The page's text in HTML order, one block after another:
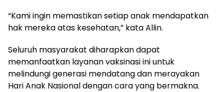
“Kami ingin memastikan setiap anak mendapatkan
hak mereka atas kesehatan,” kata Allin.
Seluruh masyarakat diharapkan dapat
memanfaatkan layanan vaksinasi ini untuk
melindungi generasi mendatang dan merayakan
Hari Anak Nasional dengan cara yang bermakna.